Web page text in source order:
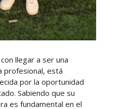
llegar a ser una
profesional, está
por la oportunidad
Sabiendo que su
es fundamental en el